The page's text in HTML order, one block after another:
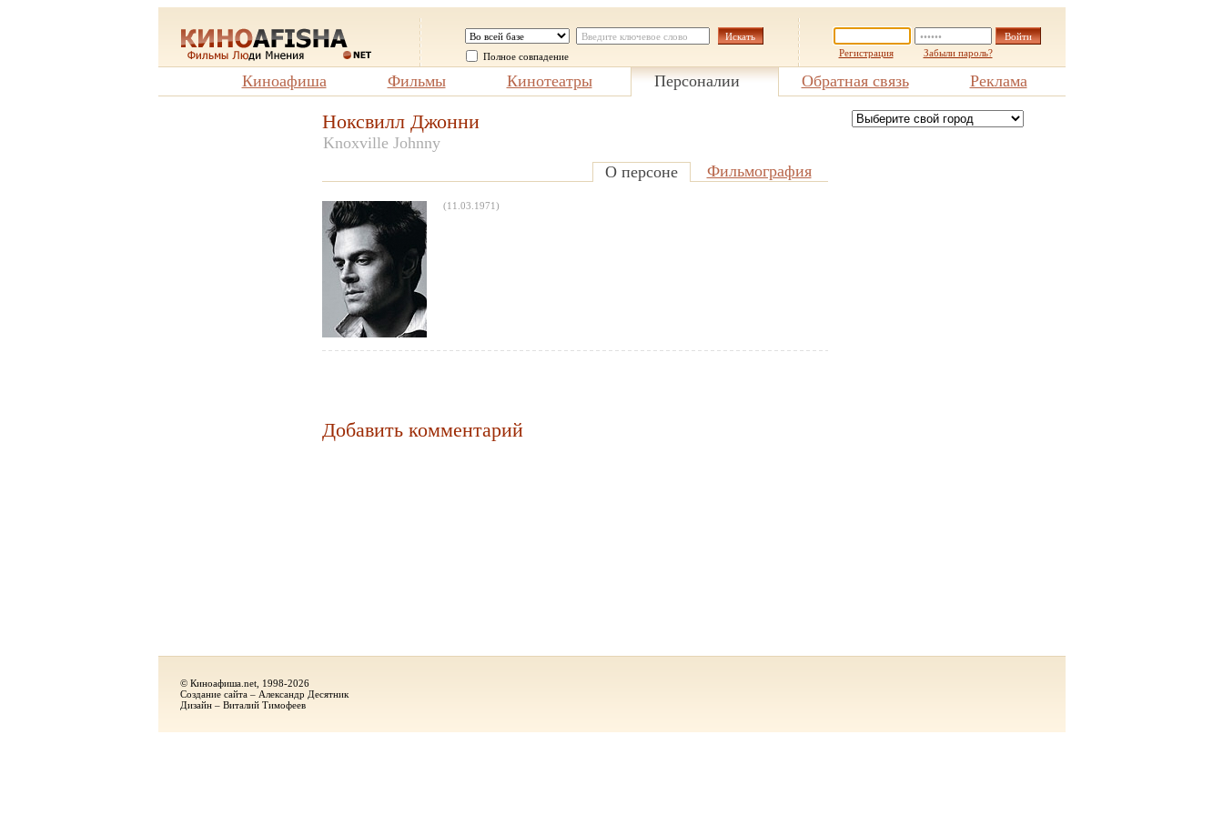
Полное совпадение Регистрация Забыли пароль?
Киноафиша Фильмы Кинотеатры Персоналии Обратная связь Реклама
Ноксвилл Джонни
Knoxville Johnny
О персоне
Фильмография
(11.03.1971)
Добавить комментарий
© Киноафиша.net, 1998-2026
Создание сайта – Александр Десятник
Дизайн – Виталий Тимофеев